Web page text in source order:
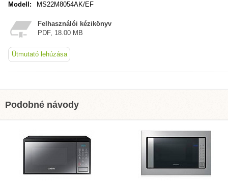
Modell:
MS22M8054AK/EF
Felhasználói kézikönyv
PDF, 18.00 MB
Útmutató lehúzása
Podobné návody